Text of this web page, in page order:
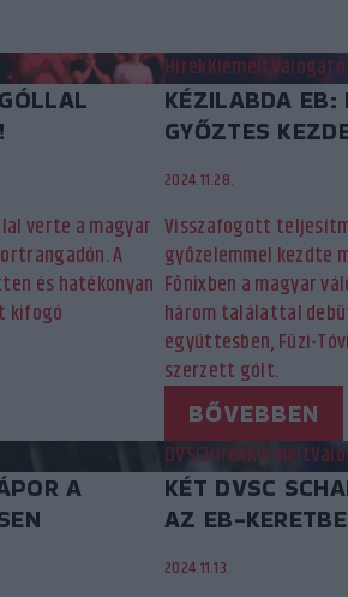
verte a magyar
A
és hatékonyan
kifogó
HírekKiemelt
KÉZILABDA EB:
GYŐZTES
2024.11.28.
Visszafogott
győzelemmel kezdte
Főnixben a magyar
három találattal
együttesben, Füzi-
szerzett gólt.
BŐVEBBEN
A
DVSCHírekKiemelt
KÉT DVSC
AZ EB-
2024.11.13.